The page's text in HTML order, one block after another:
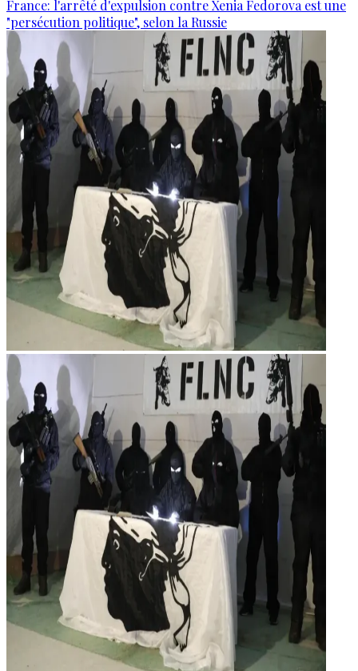
France: l'arrêté d'expulsion contre Xenia Fedorova est une
"persécution politique", selon la Russie